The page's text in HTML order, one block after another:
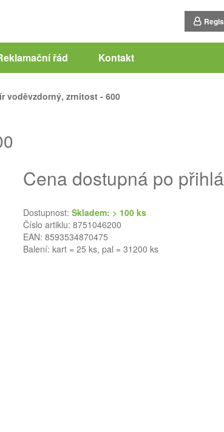
řád Kontakt
voděvzdorný, zrnitost - 600
Cena dostupná po
Dostupnost: Skladem: > 100 ks
Číslo artiklu: 8751046200
EAN: 8593534870475
Balení: kart = 25 ks, pal = 31200 ks